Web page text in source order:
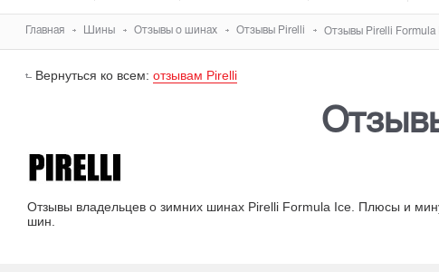
Главная Шины Отзывы о шинах Отзывы Pirelli Отзывы Pirelli Formula
Вернуться ко всем: отзывам Pirelli
Отзывы владельцев о зимних шинах Pirelli Formula Ice. Плюсы и
шин